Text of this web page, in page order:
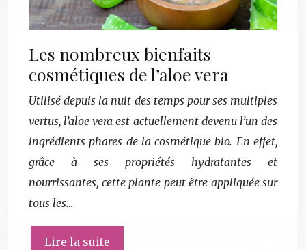
Les nombreux bienfaits
cosmétiques de l’aloe vera
Utilisé depuis la nuit des temps pour ses multiples
vertus, l’aloe vera est actuellement devenu l’un des
ingrédients phares de la cosmétique bio. En effet,
grâce à ses propriétés hydratantes et
nourrissantes, cette plante peut être appliquée sur
tous les…
Lire la suite